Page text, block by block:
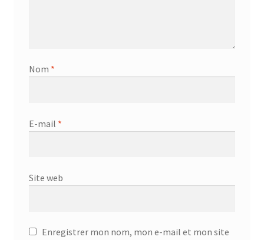
Nom *
E-mail *
Site web
Enregistrer mon nom, mon e-mail et mon site